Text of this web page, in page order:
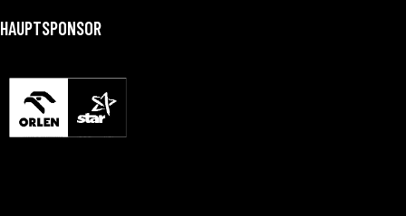
HAUPTSPONSOR